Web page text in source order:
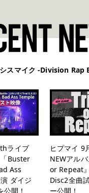
スマイク -Division Rap
ライブ
Buster
Ass
ダイジ
公開！
ヒプマイ 9
NEWアル
or Repeat
Disc2全曲
ー公開！